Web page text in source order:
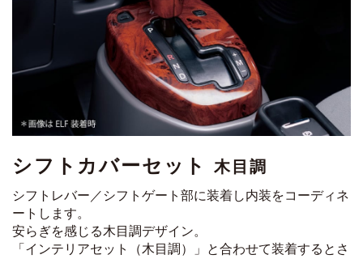
シフトカバーセット 木目調
シフトレバー／シフトゲート部に装着し内装をコーディネ
ートします。
安らぎを感じる木目調デザイン。
「インテリアセット（木目調）」と合わせて装着すると さ